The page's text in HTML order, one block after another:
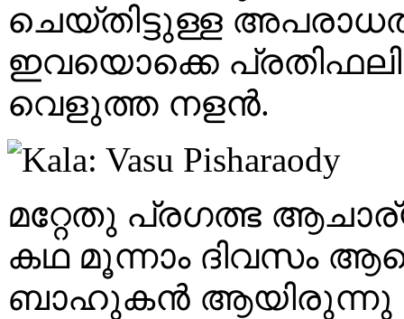
ചെയ്തിട്ടുള്ള
ഇവയൊക്കെ
വെളുത്ത നളന്‍.
മറ്റേതു പ്രഗത്ഭ
കഥ മൂന്നാം ദിവസം
ബാഹുകന്‍ ആയിരുന്നു